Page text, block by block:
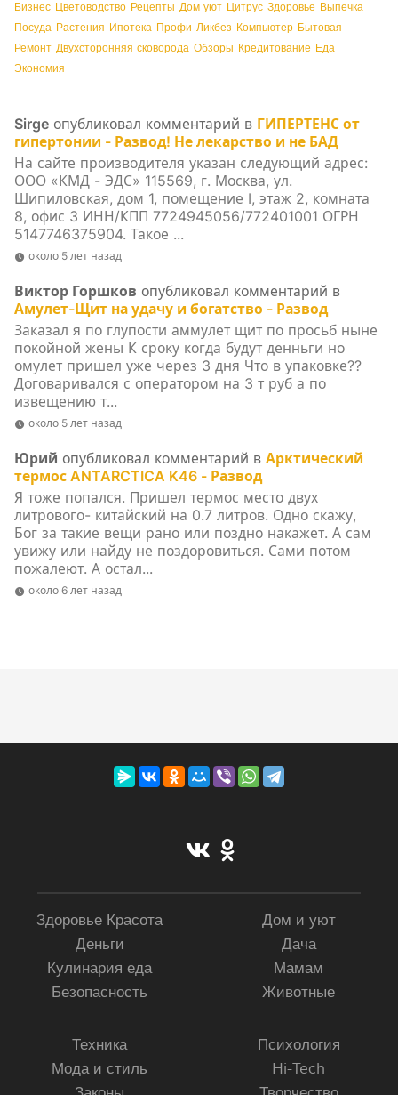
Бизнес Цветоводство Рецепты Дом уют Цитрус Здоровье Выпечка
Посуда Растения Ипотека Профи Ликбез Компьютер Бытовая
Ремонт Двухсторонняя сковорода Обзоры Кредитование Еда
Экономия
Sirge опубликовал комментарий в ГИПЕРТЕНС от
гипертонии - Развод! Не лекарство и не БАД
На сайте производителя указан следующий адрес:
ООО «КМД - ЭДС» 115569, г. Москва, ул.
Шипиловская, дом 1, помещение I, этаж 2, комната
8, офис 3 ИНН/КПП 7724945056/772401001 ОГРН
5147746375904. Такое ...
около 5 лет назад
Виктор Горшков опубликовал комментарий в
Амулет-Щит на удачу и богатство - Развод
Заказал я по глупости аммулет щит по просьб ныне
покойной жены К сроку когда будут денньги но
омулет пришел уже через 3 дня Что в упаковке??
Договаривался с оператором на 3 т руб а по
извещению т...
около 5 лет назад
Юрий опубликовал комментарий вАрктический
термос ANTARCTICA K46 - Развод
Я тоже попался. Пришел термос место двух
литрового- китайский на 0.7 литров. Одно скажу,
Бог за такие вещи рано или поздно накажет. А сам
увижу или найду не поздоровиться. Сами потом
пожалеют. А остал...
около 6 лет назад
Здоровье Красота
Деньги
Кулинария еда
Безопасность
Дом и уют
Дача
Мамам
Животные
Техника
Мода и стиль
Психология
Hi-Tech